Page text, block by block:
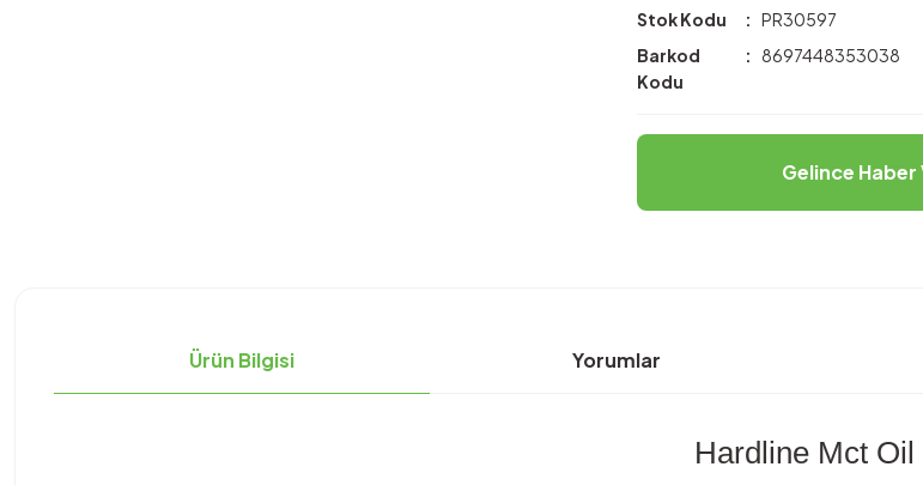
Stok Kodu
PR30597
Barkod
Kodu
8697448353038
Gelince Haber
Ürün Bilgisi Yorumlar
Hardline Mct Oil